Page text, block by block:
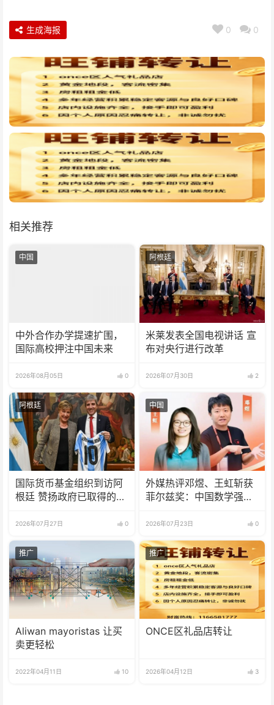
0 0
生成海报
相关推荐
中国
中外合作办学提速扩围，
国际高校押注中国未来
2026年08月05日 0
阿根廷
米莱发表全国电视讲话 宣
布对央行进行改革
2026年07月30日 2
阿根廷
国际货币基金组织到访阿
根廷 赞扬政府已取得的成
2026年07月27日 0
中国
外媒热评邓煜、王虹斩获
菲尔兹奖：中国数学强势
2026年07月23日 0
推广
Aliwan mayoristas 让买
卖更轻松
2022年04月11日 10
推广
ONCE区礼品店转让
2026年04月12日 3